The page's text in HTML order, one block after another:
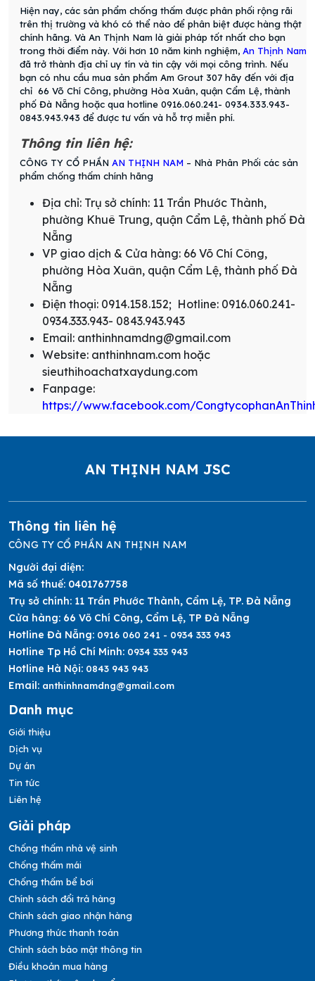
Hiện nay, các sản phẩm chống thấm được phân phối rộng rãi
trên thị trường và khó có thể nào để phân biệt được hàng thật
chính hãng. Và An Thịnh Nam là giải pháp tốt nhất cho bạn
trong thời điểm này. Với hơn 10 năm kinh nghiệm, An Thịnh Nam
đã trở thành địa chỉ uy tín và tin cậy với mọi công trình. Nếu
bạn có nhu cầu mua sản phẩm Am Grout 307 hãy đến với địa
chỉ 66 Võ Chí Công, phường Hòa Xuân, quận Cẩm Lệ, thành
phố Đà Nẵng hoặc qua hotline 0916.060.241- 0934.333.943-
0843.943.943 để được tư vấn và hỗ trợ miễn phí.
Thông tin liên hệ:
CÔNG TY CỔ PHẦN AN THỊNH NAM – Nhà Phân Phối các sản
phẩm chống thấm chính hãng
Địa chỉ: Trụ sở chính: 11 Trần Phước Thành,
phường Khuê Trung, quận Cẩm Lệ, thành phố Đà
Nẵng
VP giao dịch & Cửa hàng: 66 Võ Chí Công,
phường Hòa Xuân, quận Cẩm Lệ, thành phố Đà
Nẵng
Điện thoại: 0914.158.152; Hotline: 0916.060.241-
0934.333.943- 0843.943.943
Email: anthinhnamdng@gmail.com
Website: anthinhnam.com hoặc
sieuthihoachatxaydung.com
Fanpage:
https://www.facebook.com/
AN THỊNH NAM JSC
Thông tin liên hệ
CÔNG TY CỔ PHẦN AN THỊNH NAM
Người đại diện:
Mã số thuế: 0401767758
Trụ sở chính: 11 Trần Phước Thành, Cẩm Lệ, TP. Đà Nẵng
Cửa hàng: 66 Võ Chí Công, Cẩm Lệ, TP Đà Nẵng
Hotline Đà Nẵng: 0916 060 241 - 0934 333 943
Hotline Tp Hồ Chí Minh: 0934 333 943
Hotline Hà Nội: 0843 943 943
Email: anthinhnamdng@gmail.com
Danh mục
Giới thiệu
Dịch vụ
Dự án
Tin tức
Liên hệ
Giải pháp
Chống thấm nhà vệ sinh
Chống thấm mái
Chống thấm bể bơi
Chính sách đổi trả hàng
Chính sách giao nhận hàng
Phương thức thanh toán
Chính sách bảo mật thông tin
Điều khoản mua hàng